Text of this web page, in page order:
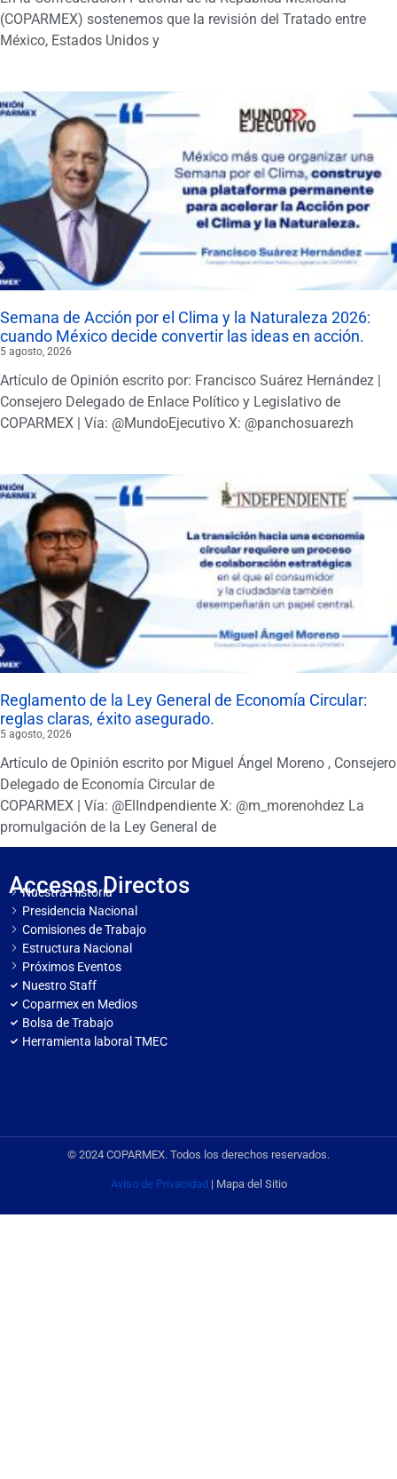
(COPARMEX) sostenemos que la revisión del Tratado entre
México, Estados Unidos y
Semana de Acción por el Clima y la Naturaleza 2026:
cuando México decide convertir las ideas en acción.
5 agosto, 2026
Artículo de Opinión escrito por: Francisco Suárez Hernández |
Consejero Delegado de Enlace Político y Legislativo de
COPARMEX | Vía: @MundoEjecutivo X: @panchosuarezh
Reglamento de la Ley General de Economía Circular:
reglas claras, éxito asegurado.
5 agosto, 2026
Artículo de Opinión escrito por Miguel Ángel Moreno , Consejero
Delegado de Economía Circular de
COPARMEX | Vía: @ElIndpendiente X: @m_morenohdez La
promulgación de la Ley General de
Accesos Directos
Nuestra Historia
Presidencia Nacional
Comisiones de Trabajo
Estructura Nacional
Próximos Eventos
Nuestro Staff
Coparmex en Medios
Bolsa de Trabajo
Herramienta laboral TMEC
© 2024 COPARMEX. Todos los derechos reservados.
Aviso de Privacidad | Mapa del Sitio